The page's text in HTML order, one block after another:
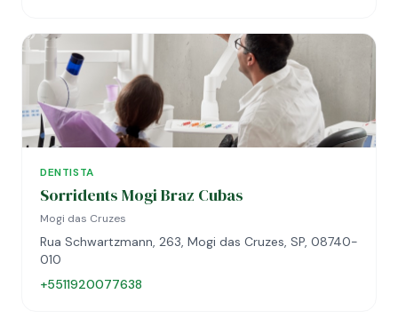
DENTISTA
Sorridents Mogi Braz Cubas
Mogi das Cruzes
Rua Schwartzmann, 263, Mogi das Cruzes, SP, 08740-
010
+5511920077638